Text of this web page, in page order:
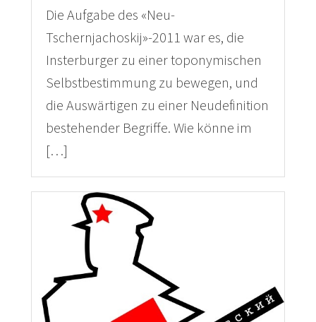
Die Aufgabe des «Neu-
Tschernjachoskij»-2011 war es, die
Insterburger zu einer toponymischen
Selbstbestimmung zu bewegen, und
die Auswärtigen zu einer Neudefinition
bestehender Begriffe. Wie könne im
[…]